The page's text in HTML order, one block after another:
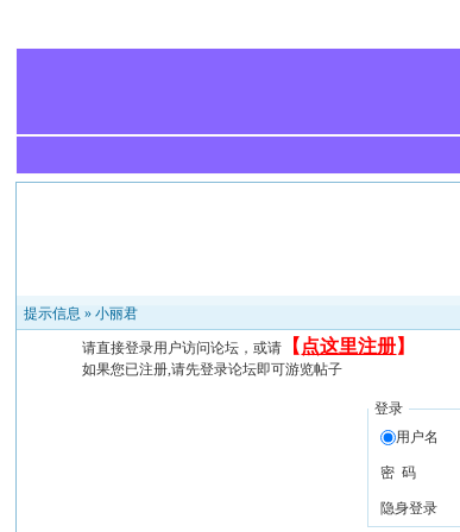
提示信息 »小丽君
请直接登录用户访问论坛，或请 【 点这里注册】
如果您已注册,请先登录论坛即可游览帖子
登录
用户名
密 码
隐身登录